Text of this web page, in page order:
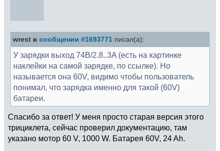
wrest в сообщении #1693771 писал(а):
У зарядки выход 74В/2.8..3A (есть на картинке
наклейки на самой зарядке, по ссылке). Но
называется она 60V, видимо чтобы пользователь
понимал, что зарядка именно для такой (60V)
батареи.
Спасибо за ответ! У меня просто старая версия этого
трициклета, сейчас проверил документацию, там
указано мотор 60 V, 1000 W. Батарея 60V, 24 Ah.